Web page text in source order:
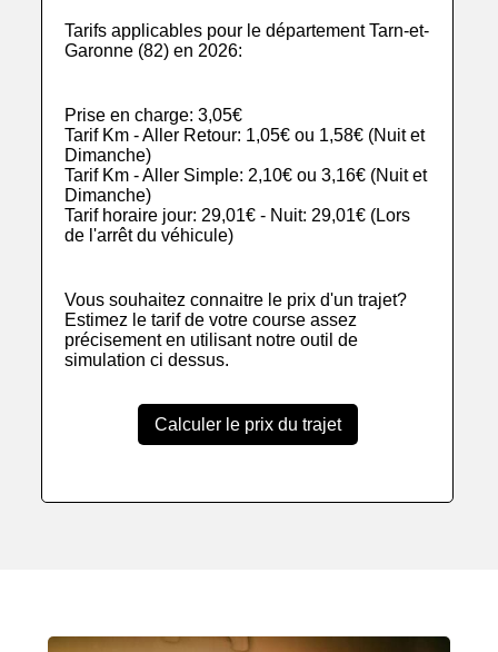
Tarifs applicables pour le département Tarn-et-
Garonne (82) en 2026:
Prise en charge: 3,05€
Tarif Km - Aller Retour: 1,05€ ou 1,58€ (Nuit et
Dimanche)
Tarif Km - Aller Simple: 2,10€ ou 3,16€ (Nuit et
Dimanche)
Tarif horaire jour: 29,01€ - Nuit: 29,01€ (Lors
de l'arrêt du véhicule)
Vous souhaitez connaitre le prix d'un trajet?
Estimez le tarif de votre course assez
précisement en utilisant notre outil de
simulation ci dessus.
Calculer le prix du trajet